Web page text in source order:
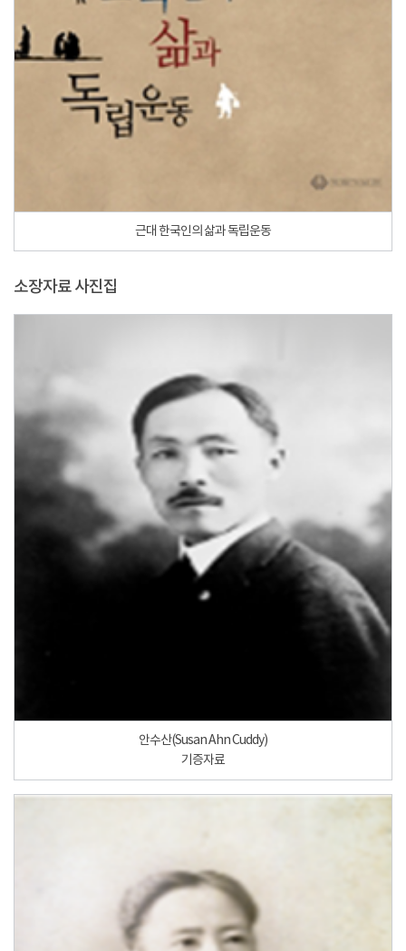
근대 한국인의 삶과 독립운동
소장자료 사진집
안수산(Susan Ahn Cuddy)
기증자료